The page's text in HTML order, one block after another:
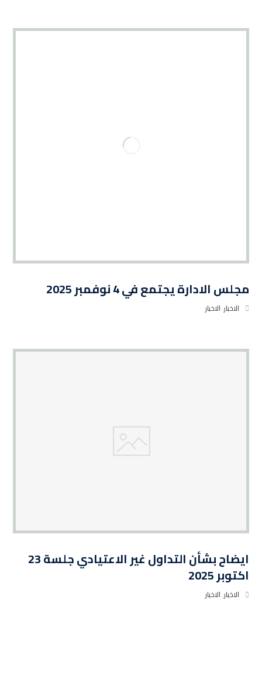
مجلس الادارة يجتمع في 4 نوفمبر 2025
الاخبار,الاخبار
ايضاح بشأن التداول غير الاعتيادي جلسة 23
اكتوبر 2025
الاخبار,الاخبار